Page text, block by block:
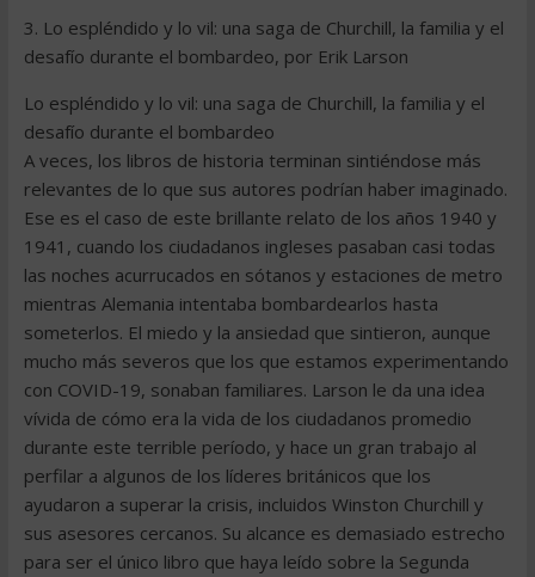
3. Lo espléndido y lo vil: una saga de Churchill, la familia y el
desafío durante el bombardeo, por Erik Larson
Lo espléndido y lo vil: una saga de Churchill, la familia y el
desafío durante el bombardeo
A veces, los libros de historia terminan sintiéndose más
relevantes de lo que sus autores podrían haber imaginado.
Ese es el caso de este brillante relato de los años 1940 y
1941, cuando los ciudadanos ingleses pasaban casi todas
las noches acurrucados en sótanos y estaciones de metro
mientras Alemania intentaba bombardearlos hasta
someterlos. El miedo y la ansiedad que sintieron, aunque
mucho más severos que los que estamos experimentando
con COVID-19, sonaban familiares. Larson le da una idea
vívida de cómo era la vida de los ciudadanos promedio
durante este terrible período, y hace un gran trabajo al
perfilar a algunos de los líderes británicos que los
ayudaron a superar la crisis, incluidos Winston Churchill y
sus asesores cercanos. Su alcance es demasiado estrecho
para ser el único libro que haya leído sobre la Segunda